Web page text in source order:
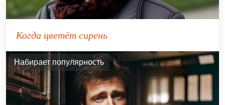
Когда цветёт сирень
Набирает популярность